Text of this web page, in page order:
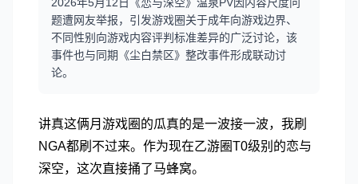
题遭网友举报，引发游戏圈关于成年向游戏边界、
不同性别向游戏内容评判标准差异的广泛讨论，该
事件也与同期《尘白禁区》整改事件形成联动讨
论。
讲真这俩月游戏圈的瓜真的是一波接一波，我刷
NGA都刷不过来。作为现在乙游圈T0级别的恋与
深空，这次直接捅了马蜂窝。